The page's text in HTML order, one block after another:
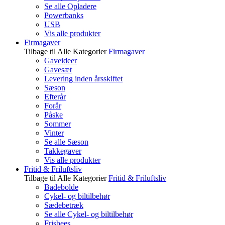
Se alle Opladere
Powerbanks
USB
Vis alle produkter
Firmagaver
Tilbage til Alle Kategorier Firmagaver
Gaveideer
Gavesæt
Levering inden årsskiftet
Sæson
Efterår
Forår
Påske
Sommer
Vinter
Se alle Sæson
Takkegaver
Vis alle produkter
Fritid & Friluftsliv
Tilbage til Alle Kategorier Fritid & Friluftsliv
Badebolde
Cykel- og biltilbehør
Sædebetræk
Se alle Cykel- og biltilbehør
Frisbees